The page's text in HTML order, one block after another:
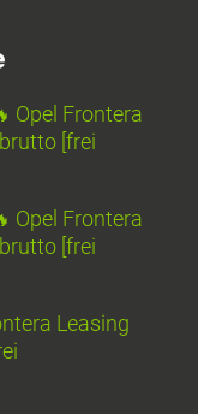
Opel Frontera
[frei
Opel Frontera
[frei
Leasing